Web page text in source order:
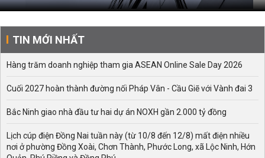
TIN MỚI NHẤT
Hàng trăm doanh nghiệp tham gia ASEAN Online Sale Day 2026
Cuối 2027 hoàn thành đường nối Pháp Vân - Cầu Giẽ với Vành đai 3
Bắc Ninh giao nhà đầu tư hai dự án NOXH gần 2.000 tỷ đồng
Lịch cúp điện Đồng Nai tuần này (từ 10/8 đến 12/8) mất điện nhiều
nơi ở phường Đồng Xoài, Chơn Thành, Phước Long, xã Lộc Ninh, Hớn